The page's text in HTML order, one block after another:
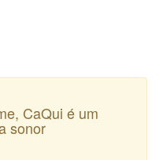
CaQui é um
sonor